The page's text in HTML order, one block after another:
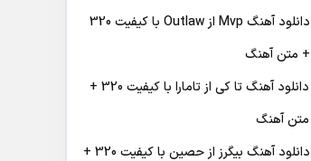
دانلود آهنگ Mvp از Outlaw با کیفیت 320
+ متن آهنگ
دانلود آهنگ تا کی از تامارا با کیفیت 320 +
متن آهنگ
دانلود آهنگ بیگرز از حصین با کیفیت 320 +